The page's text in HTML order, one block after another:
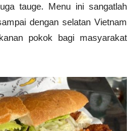
tauge. Menu ini sangatlah
dengan selatan Vietnam
pokok bagi masyarakat